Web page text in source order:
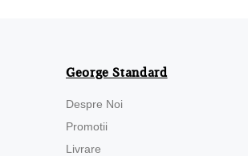
George Standard
Despre Noi
Promotii
Livrare